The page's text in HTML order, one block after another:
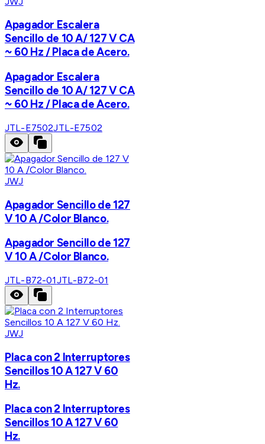
Apagador Escalera
Sencillo de 10 A/ 127 V CA
~ 60 Hz / Placa de Acero.
Apagador Escalera
Sencillo de 10 A/ 127 V CA
~ 60 Hz / Placa de Acero.
JTL-E7502JTL-E7502
JWJ
Apagador Sencillo de 127
V 10 A /Color Blanco.
Apagador Sencillo de 127
V 10 A /Color Blanco.
JTL-B72-01JTL-B72-01
JWJ
Placa con 2 Interruptores
Sencillos 10 A 127 V 60
Hz.
Placa con 2 Interruptores
Sencillos 10 A 127 V 60
Hz.